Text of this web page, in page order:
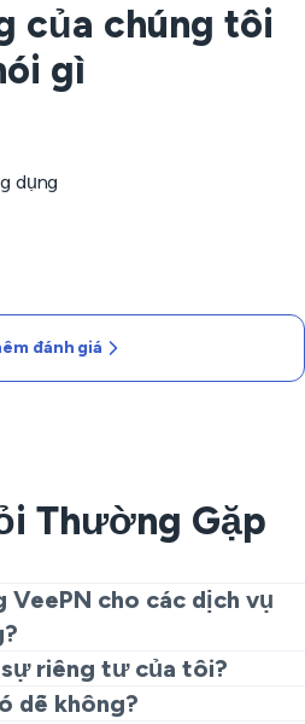
của chúng tôi
gì
dụng
đánh giá
Thường Gặp
VeePN cho các dịch vụ
nối tới một máy chủ ở vị trí
sẵn.
riêng tư của tôi?
bạn, bảo mật dữ liệu của
dễ không?